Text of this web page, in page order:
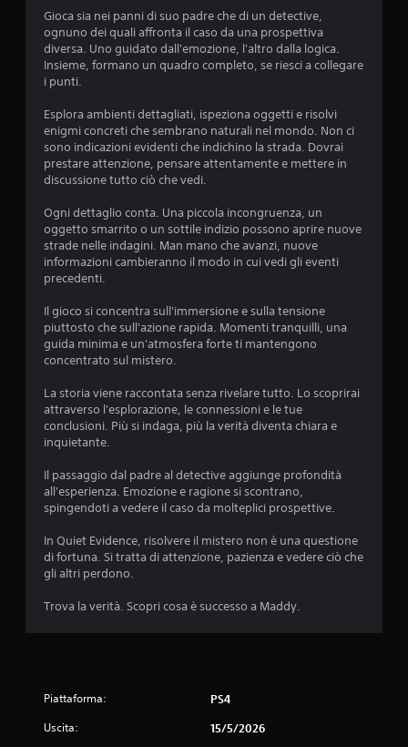
Gioca sia nei panni di suo padre che di un detective,
ognuno dei quali affronta il caso da una prospettiva
diversa. Uno guidato dall'emozione, l'altro dalla logica.
Insieme, formano un quadro completo, se riesci a collegare
i punti.
Esplora ambienti dettagliati, ispeziona oggetti e risolvi
enigmi concreti che sembrano naturali nel mondo. Non ci
sono indicazioni evidenti che indichino la strada. Dovrai
prestare attenzione, pensare attentamente e mettere in
discussione tutto ciò che vedi.
Ogni dettaglio conta. Una piccola incongruenza, un
oggetto smarrito o un sottile indizio possono aprire nuove
strade nelle indagini. Man mano che avanzi, nuove
informazioni cambieranno il modo in cui vedi gli eventi
precedenti.
Il gioco si concentra sull'immersione e sulla tensione
piuttosto che sull'azione rapida. Momenti tranquilli, una
guida minima e un'atmosfera forte ti mantengono
concentrato sul mistero.
La storia viene raccontata senza rivelare tutto. Lo scoprirai
attraverso l'esplorazione, le connessioni e le tue
conclusioni. Più si indaga, più la verità diventa chiara e
inquietante.
Il passaggio dal padre al detective aggiunge profondità
all'esperienza. Emozione e ragione si scontrano,
spingendoti a vedere il caso da molteplici prospettive.
In Quiet Evidence, risolvere il mistero non è una questione
di fortuna. Si tratta di attenzione, pazienza e vedere ciò che
gli altri perdono.
Trova la verità. Scopri cosa è successo a Maddy.
Piattaforma: PS4
Uscita: 15/5/2026